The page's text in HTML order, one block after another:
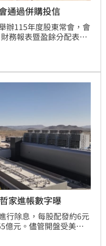
通過併購投信
辦115年度股東常會，會
務報表暨盈餘分配表審
合計每股配發2.2元，
家進帳數字曝
行除息，每股配發約6元
億元。儘管開盤受美股